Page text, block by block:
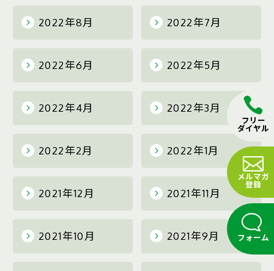
フリー
ダイヤル
メルマガ
登録
フォーム
2022年8月 2022年7月
2022年6月 2022年5月
2022年4月 2022年3月
2022年2月 2022年1月
2021年12月 2021年11月
2021年10月 2021年9月